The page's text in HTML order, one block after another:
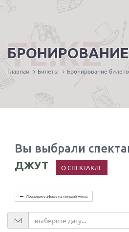
БРОНИРОВАНИЕ
TL.KZ
Главная Билеты Бронирование
Вы выбрали
ДЖУТ О СПЕКТАКЛЕ
Посмотрите афишу на текущий месяц